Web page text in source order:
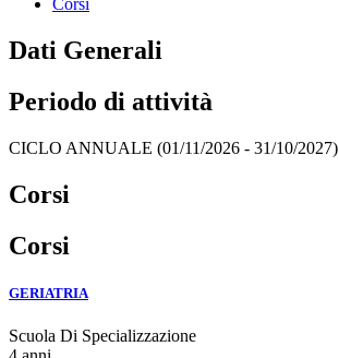
Corsi
Dati Generali
Periodo di attività
CICLO ANNUALE (01/11/2026 - 31/10/2027)
Corsi
Corsi
GERIATRIA
Scuola Di Specializzazione